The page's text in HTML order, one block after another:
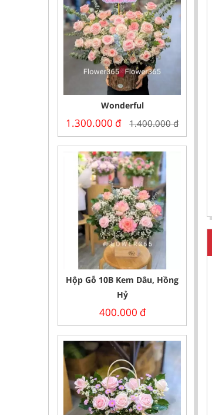
Wonderful
1.300.000 đ 1.400.000đ
Hộp Gỗ 10B Kem Dâu, Hồng
Hỷ
400.000 đ